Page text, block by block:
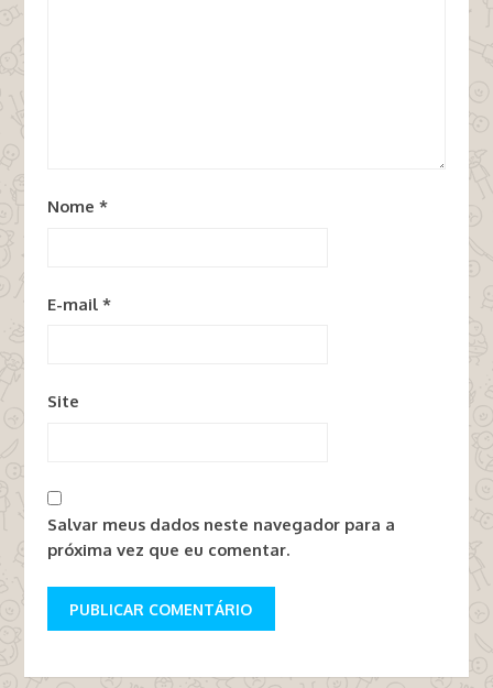
Nome *
E-mail *
Site
Salvar meus dados neste navegador para a
próxima vez que eu comentar.